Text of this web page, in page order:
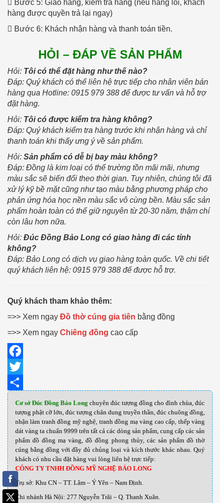
 Bước 5: Giao hàng, kiểm tra hàng (nếu hàng lỗi, khách
hàng được quyền trả lại ngay)
 Bước 6: Khách nhận hàng và thanh toán tiền.
HỎI – ĐÁP VỀ SẢN PHẨM
Hỏi: Tôi có thể đặt hàng như thế nào?
Đáp: Quý khách có thể liên hệ trực tiếp cho nhân viên bán
hàng qua Hotline: 0915 979 388 để được tư vấn và hỗ trợ
đặt hàng.
Hỏi: Tôi có được kiểm tra hàng không?
Đáp: Quý khách kiểm tra hàng trước khi nhận hàng và chỉ
thanh toán khi thấy ưng ý về sản phẩm.
Hỏi: Sản phẩm có dễ bị bay màu không?
Đáp: Đồng là kim loại có thể trường tồn mãi mãi, nhưng
màu sắc sẽ biến đổi theo thời gian. Tuy nhiên, chúng tôi đã
xử lý kỹ bề mặt cũng như tạo màu bằng phương pháp cho
phản ứng hóa học nền màu sắc vô cùng bền. Màu sắc sản
phẩm hoàn toàn có thể giữ nguyên từ 20-30 năm, thậm chí
còn lâu hơn nữa.
Hỏi: Đúc Đồng Bảo Long có giao hàng đi các tỉnh
không?
Đáp: Bảo Long có dịch vụ giao hàng toàn quốc. Về chi tiết
quý khách liên hệ: 0915 979 388 để được hỗ trợ.
Quý khách tham khảo thêm:
=>> Xem ngay Đồ thờ cúng gia tiên bằng đồng
=>> Xem ngay Chiêng đồng cao cấp
Facebook
Twitter
ShareCơ sở Đúc Đồng Bảo Long chuyên đúc tượng đồng cho đình chùa, đúc
tượng phật cỡ lớn, đúc tượng chân dung truyền thần, đúc chuông đồng,
nhận làm tranh đồng mỹ nghệ, tranh đồng mạ vàng cao cấp, thếp vàng
dát vàng ta chuẩn 9999 trên tất cả các dòng sản phẩm, cung cấp các sản
phẩm đồ đồng mạ vàng, đồ đồng phong thủy, các sản phẩm đồ thờ
cúng bằng đồng với đầy đủ chủng loại và kích thước khác nhau Quý
khách có nhu cầu đặt hàng vui lòng liên hệ trực tiếp:
CÔNG TY TNHH ĐỒNG MỸ NGHỆ BẢO LONG
Trụ sở: Khu CN – TT. Lâm – Ý Yên – Nam Định.
Chi nhánh Hà Nội: 277 Nguyễn Trãi – Q. Thanh Xuân.